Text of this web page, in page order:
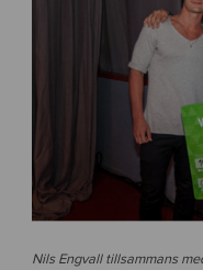
Nils Engvall tillsammans